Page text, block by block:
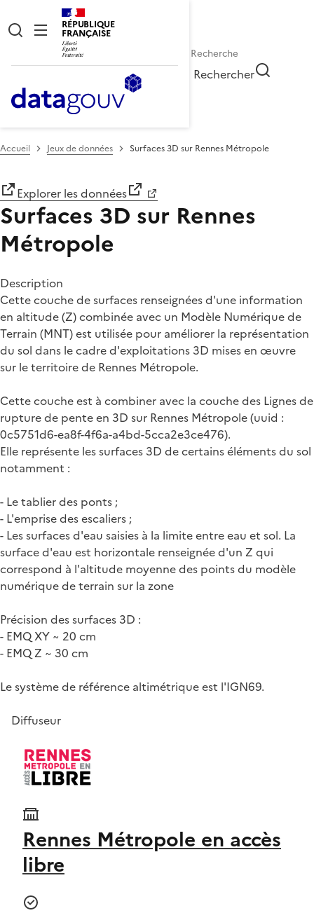
RÉPUBLIQUE
FRANÇAISE
Rechercher
Accueil Jeux de données Surfaces 3D sur Rennes Métropole
Explorer les données
Surfaces 3D sur Rennes
Métropole
Description
Cette couche de surfaces renseignées d'une information
en altitude (Z) combinée avec un Modèle Numérique de
Terrain (MNT) est utilisée pour améliorer la représentation
du sol dans le cadre d'exploitations 3D mises en œuvre
sur le territoire de Rennes Métropole.
Cette couche est à combiner avec la couche des Lignes de
rupture de pente en 3D sur Rennes Métropole (uuid :
0c5751d6-ea8f-4f6a-a4bd-5cca2e3ce476).
Elle représente les surfaces 3D de certains éléments du sol
notamment :
- Le tablier des ponts ;
- L'emprise des escaliers ;
- Les surfaces d'eau saisies à la limite entre eau et sol. La
surface d'eau est horizontale renseignée d'un Z qui
correspond à l'altitude moyenne des points du modèle
numérique de terrain sur la zone
Précision des surfaces 3D :
- EMQ XY ~ 20 cm
- EMQ Z ~ 30 cm
Le système de référence altimétrique est l'IGN69.
Diffuseur
Rennes Métropole en accès
libre